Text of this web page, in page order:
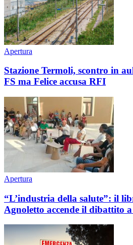
Apertura
Stazione Termoli, scontro in
FS ma Felice accusa RFI
Apertura
“L’industria della salute”: il
Agnoletto accende il dibattito